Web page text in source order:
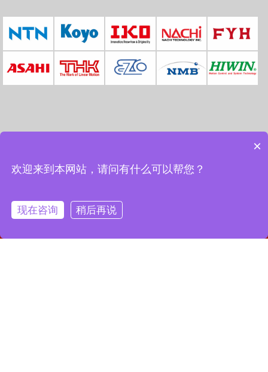
联系我们
×
欢迎来到本网站，请问有什么可以帮您？
现在咨询 稍后再说